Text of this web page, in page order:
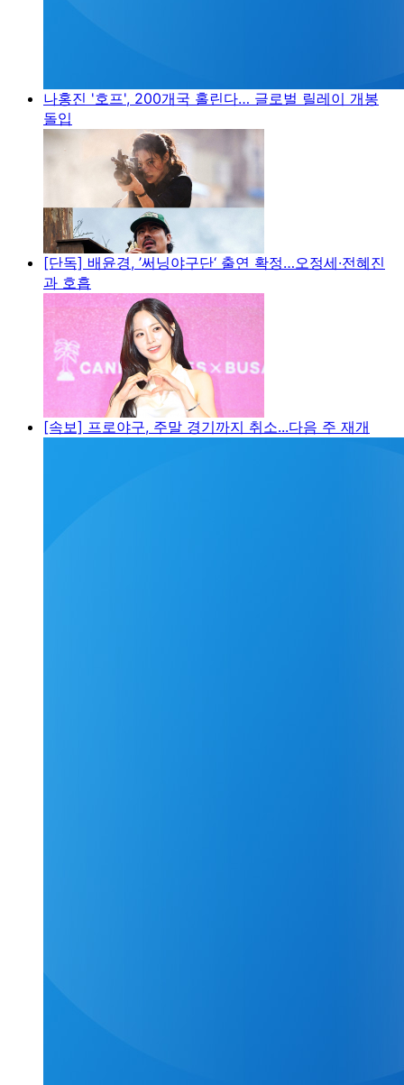
나홍진 '호프', 200개국 홀린다… 글로벌 릴레이 개봉
돌입
[단독] 배윤경, ’써닝야구단‘ 출연 확정…오정세·전혜진
과 호흡
[속보] 프로야구, 주말 경기까지 취소...다음 주 재개